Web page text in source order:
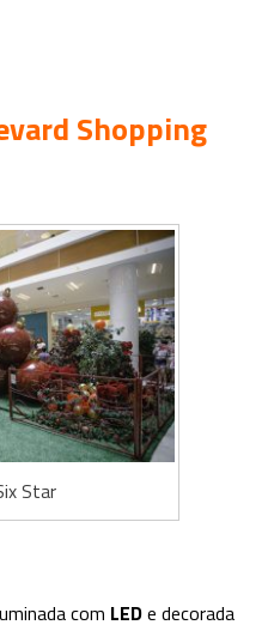
Shopping
Star
com LEDe decorada